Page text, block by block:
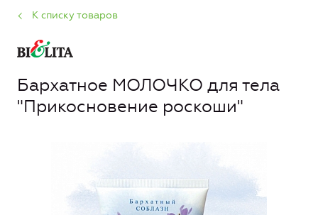
К списку товаров
Бархатное МОЛОЧКО для тела
"Прикосновение роскоши"